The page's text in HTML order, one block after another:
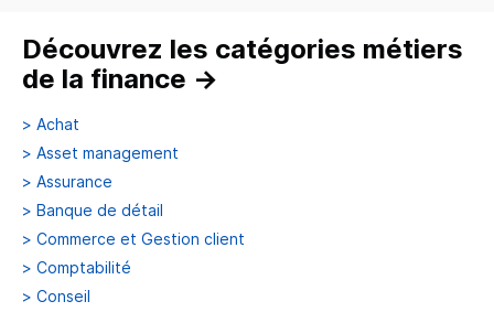
Découvrez les catégories métiers
de la finance →
> Achat
> Asset management
> Assurance
> Banque de détail
> Commerce et Gestion client
> Comptabilité
> Conseil